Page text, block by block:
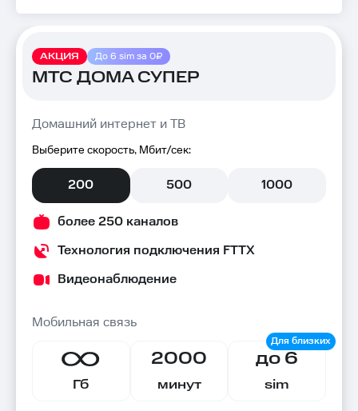
АКЦИЯ До 6 sim за 0₽
МТС ДОМА СУПЕР
Домашний интернет и ТВ
Выберите скорость, Мбит/сек:
200 500 1000
более 250 каналов
Технология подключения FTTX
Видеонаблюдение
Мобильная связь
Гб
2000
минут
до 6
sim